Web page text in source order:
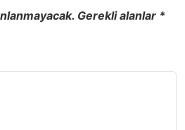
Gerekli alanlar *